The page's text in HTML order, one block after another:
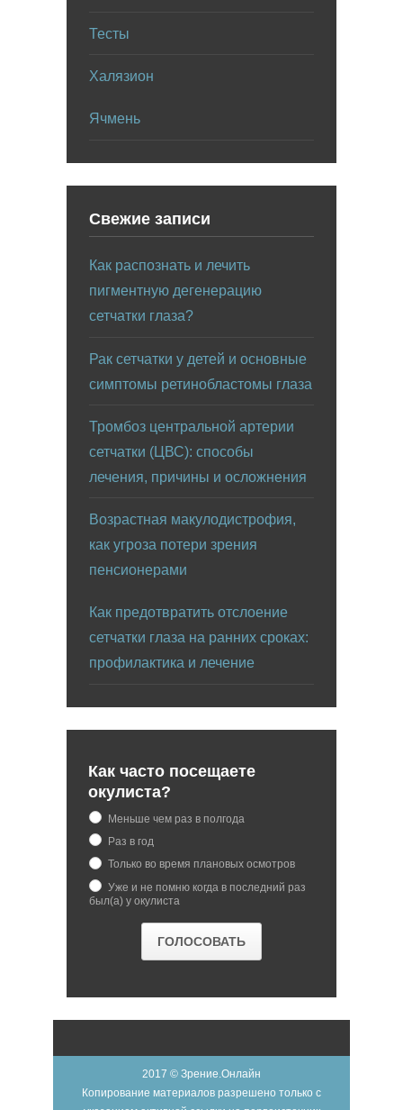
Тесты
Халязион
Ячмень
Свежие записи
Как распознать и лечить
пигментную дегенерацию
сетчатки глаза?
Рак сетчатки у детей и основные
симптомы ретинобластомы глаза
Тромбоз центральной артерии
сетчатки (ЦВС): способы
лечения, причины и осложнения
Возрастная макулодистрофия,
как угроза потери зрения
пенсионерами
Как предотвратить отслоение
сетчатки глаза на ранних сроках:
профилактика и лечение
Как часто посещаете
окулиста?
Меньше чем раз в полгода
Раз в год
Только во время плановых осмотров
Уже и не помню когда в последний раз
был(а) у окулиста
2017 © Зрение.Онлайн
Копирование материалов разрешено только с